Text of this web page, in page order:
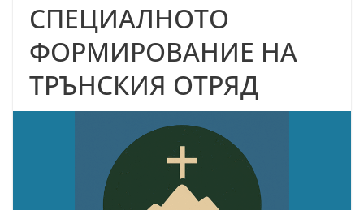
СПЕЦИАЛНОТО
ФОРМИРОВАНИЕ НА
ТРЪНСКИЯ ОТРЯД